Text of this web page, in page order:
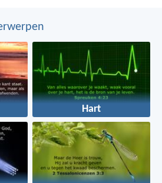
Hart